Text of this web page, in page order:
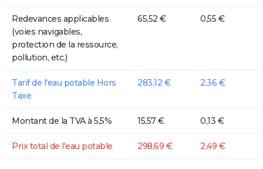
Redevances applicables
(voies navigables,
protection de la ressource,
pollution, etc.)
65,52 € 0,55 €
Tarif de l'eau potable Hors
Taxe
283,12 € 2,36 €
Montant de la TVA à 5,5% 15,57 € 0,13 €
Prix total de l'eau potable 298,69 € 2,49 €